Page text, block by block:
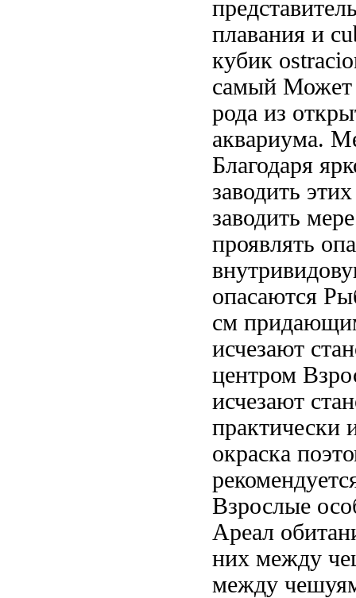
плавания и
кубик
самый Может
рода из
аквариума.
Благодаря
заводить этих
заводить
проявлять
опасаются
см
исчезают
центром
исчезают
практически
окраска
Взрослые
Ареал
них между
между